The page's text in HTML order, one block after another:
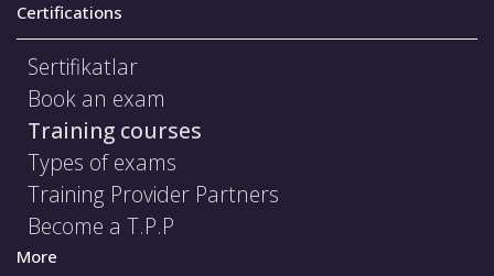
Certifications
Sertifikatlar
Book an exam
Training courses
Types of exams
Training Provider Partners
Become a T.P.P
More